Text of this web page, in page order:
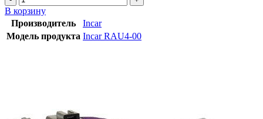
В корзину
Производитель
Incar
Модель продукта Incar RAU4-00